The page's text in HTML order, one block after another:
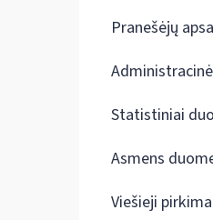
Pranešėjų
Statistiniai
Asmens
Viešieji